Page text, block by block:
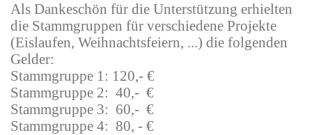
Als Dankeschön für die Unterstützung erhielten
die Stammgruppen für verschiedene Projekte
(Eislaufen, Weihnachtsfeiern, ...) die folgenden
Gelder:
Stammgruppe 1: 120,- €
Stammgruppe 2: 40,- €
Stammgruppe 3: 60,- €
Stammgruppe 4: 80, - €